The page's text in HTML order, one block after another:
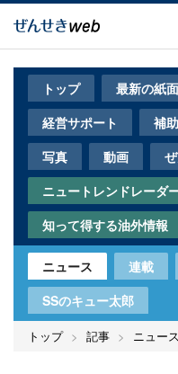
メ
トップ 最新の紙面
経営サポート
補
写真
動画
ニュートレンドレーダ
知って得する油外情報
ニュース 連載
SSのキュー太郎
トップ 記事 ニュース